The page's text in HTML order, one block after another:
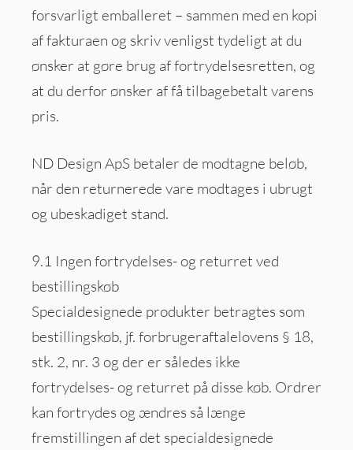
forsvarligt emballeret – sammen med en kopi
af fakturaen og skriv venligst tydeligt at du
ønsker at gøre brug af fortrydelsesretten, og
at du derfor ønsker af få tilbagebetalt varens
pris.
ND Design ApS betaler de modtagne beløb,
når den returnerede vare modtages i ubrugt
og ubeskadiget stand.
9.1 Ingen fortrydelses- og returret ved
bestillingskøb
Specialdesignede produkter betragtes som
bestillingskøb, jf. forbrugeraftalelovens § 18,
stk. 2, nr. 3 og der er således ikke
fortrydelses- og returret på disse køb. Ordrer
kan fortrydes og ændres så længe
fremstillingen af det specialdesignede